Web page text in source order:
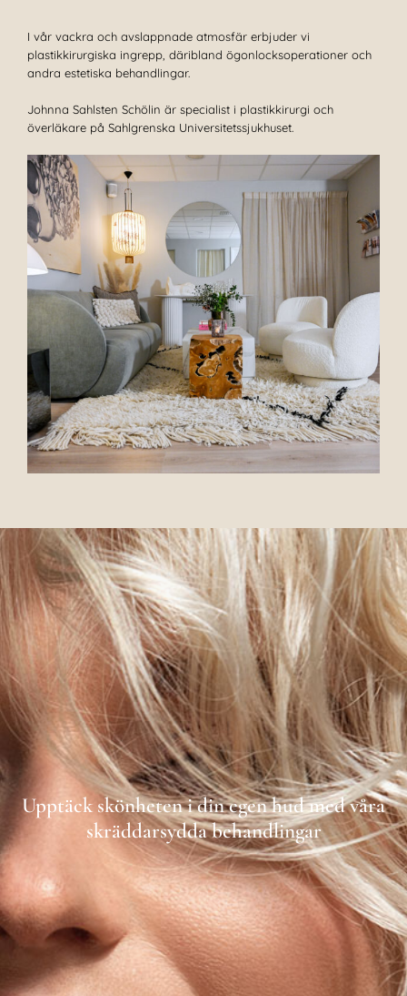
I vår vackra och avslappnade atmosfär erbjuder vi
plastikkirurgiska ingrepp, däribland ögonlocksoperationer och
andra estetiska behandlingar.
Johnna Sahlsten Schölin är specialist i plastikkirurgi och
överläkare på Sahlgrenska Universitetssjukhuset.
Upptäck skönheten i din egen hud med våra
skräddarsydda behandlingar